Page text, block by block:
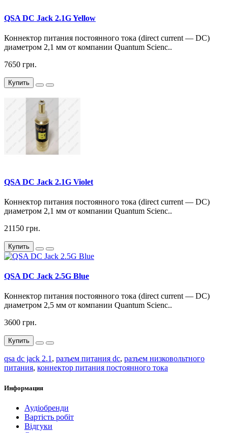
QSA DC Jack 2.1G Yellow
Коннектор питания постоянного тока (direct current — DC)
диаметром 2,1 мм от компании Quantum Scienc..
7650 грн.
Купить
QSA DC Jack 2.1G Violet
Коннектор питания постоянного тока (direct current — DC)
диаметром 2,1 мм от компании Quantum Scienc..
21150 грн.
Купить
QSA DC Jack 2.5G Blue
Коннектор питания постоянного тока (direct current — DC)
диаметром 2,5 мм от компании Quantum Scienc..
3600 грн.
Купить
qsa dc jack 2.1, разъем питания dc, разъем низковольтного
питания, коннектор питания постоянного тока
Информация
Аудіобренди
Вартість робіт
Відгуки